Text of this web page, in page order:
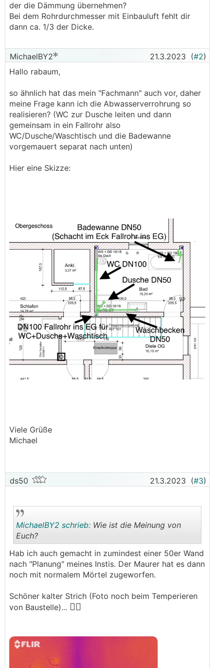
der die Dämmung übernehmen?
Bei dem Rohrdurchmesser mit Einbauluft fehlt dir
dann ca. 1/3 der Dicke.
MichaelBY2 21.3.2023 (#2)
Hallo rabaum,
so ähnlich hat das mein "Fachmann" auch vor, daher
meine Frage kann ich die Abwasserverrohrung so
realisieren? (WC zur Dusche leiten und dann
gemeinsam in ein Fallrohr also
WC/Dusche/Waschtisch und die Badewanne
vorgemauert separat nach unten)
Hier eine Skizze:
Viele Grüße
Michael
ds50 21.3.2023 (#3)
..
MichaelBY2 schrieb: Wie ist die Meinung von
Euch?
Hab ich auch gemacht in zumindest einer 50er Wand
nach "Planung" meines Instis. Der Maurer hat es dann
noch mit normalem Mörtel zugeworfen.
Schöner kalter Strich (Foto noch beim Temperieren
von Baustelle)... 🤦‍♂️